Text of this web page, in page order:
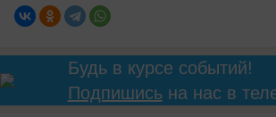
Будь в курсе событий!
Подпишисьна нас в